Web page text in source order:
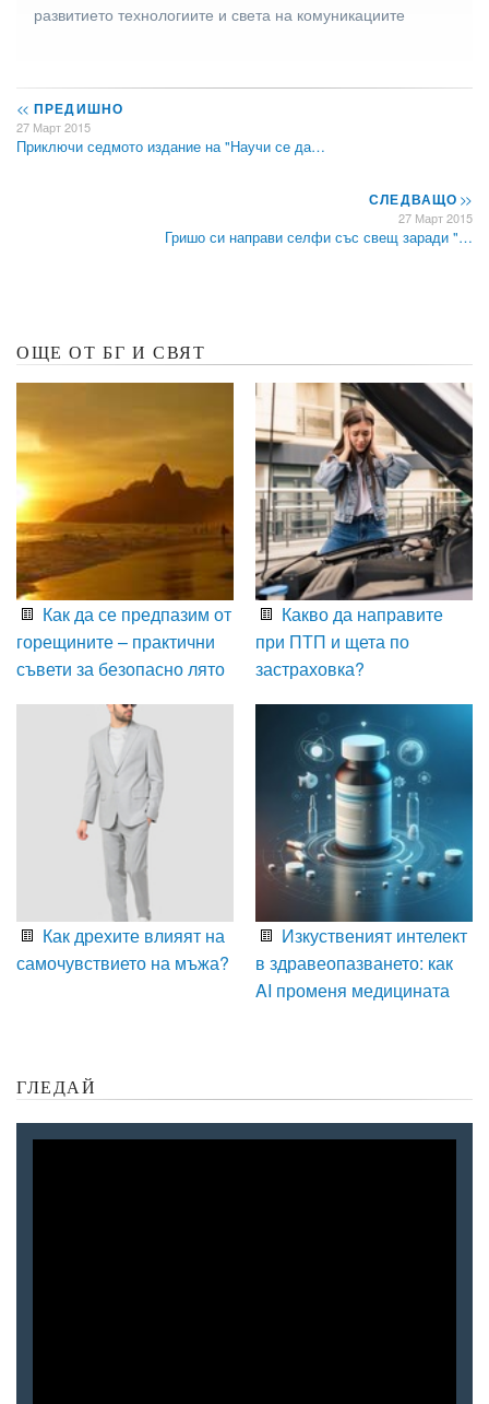
развитието технологиите и света на комуникациите
<< ПРЕДИШНО
27 Март 2015
Приключи седмото издание на "Научи се да…
СЛЕДВАЩО>>
27 Март 2015
Гришо си направи селфи със свещ заради "…
ОЩЕ ОТ БГ И СВЯТ
Как да се предпазим от
горещините – практични
съвети за безопасно лято
Какво да направите
при ПТП и щета по
застраховка?
Как дрехите влияят на
самочувствието на мъжа?
Изкуственият интелект
в здравеопазването: как
AI променя медицината
ГЛЕДАЙ